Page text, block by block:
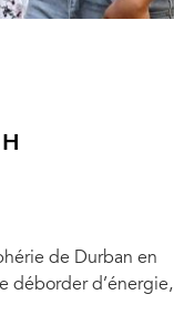
de Durban en
déborder d’énergie,